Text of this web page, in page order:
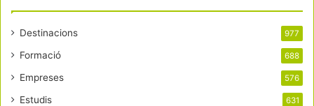
Destinacions 977
Formació 688
Empreses 576
Estudis 631